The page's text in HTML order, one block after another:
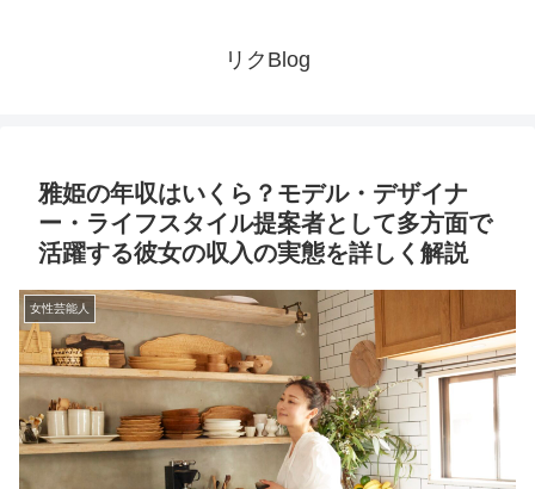
リクBlog
雅姫の年収はいくら？モデル・デザイナ
ー・ライフスタイル提案者として多方面で
活躍する彼女の収入の実態を詳しく解説
女性芸能人